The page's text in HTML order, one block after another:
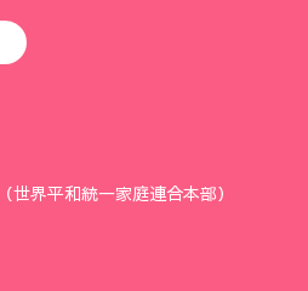
界平和統一家庭連合本部）